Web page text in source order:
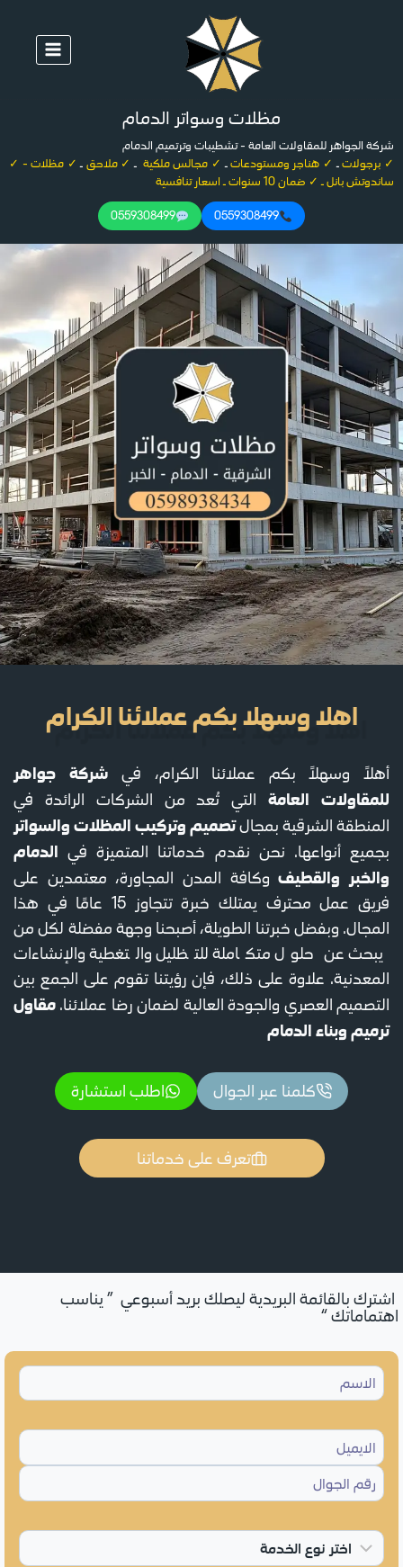
مظلات وسواتر الدمام
شركة الجواهر للمقاولات العامة - تشطيبات وترتميم الدمام
✓ برجولاتـ ✓ هناجر ومستودعات ـ ✓ مجالس ملكية ـ ✓ ملاحق ـ ✓ مظلات - ✓
ساندوتش بانل ـ ✓ ضمان 10 سنوات ـ اسعار تنافسية
0559308499
0559308499
اهلا وسهلا بكم عملائنا الكرام
أهلاً وسهلاً بكم عملائنا الكرام، في شركة جواهر
للمقاولات العامةالتي تُعد من الشركات الرائدة في
المنطقة الشرقية بمجالتصميم وتركيب المظلات والسواتر
بجميع أنواعها. نحن نقدم خدماتنا المتميزة في الدمام
والخبر والقطيفوكافة المدن المجاورة، معتمدين على
فريق عمل محترف يمتلك خبرة تتجاوز 15 عامًا في هذا
المجال. وبفضل خبرتنا الطويلة، أصبحنا وجهة مفضلة لكل من
يبحث عن حلول متكاملة للتظليل والتغطية والإنشاءات
المعدنية. علاوة على ذلك، فإن رؤيتنا تقوم على الجمع بين
التصميم العصري والجودة العالية لضمان رضا عملائنا. مقاول
ترميم وبناء الدمام
كلمنا عبر الجوال اطلب استشارة
تعرف على خدماتنا
اشترك بالقائمة البريدية ليصلك بريد أسبوعي ” يناسب
اهتماماتك “